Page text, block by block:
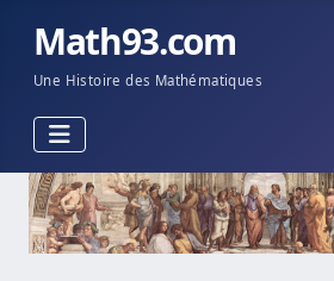
Math93.com
Une Histoire des Mathématiques